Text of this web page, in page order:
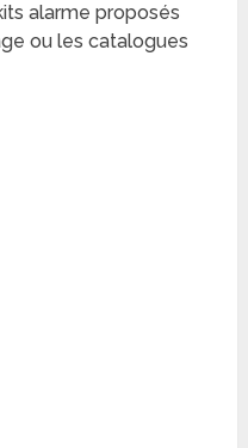
alarme proposés
ou les catalogues